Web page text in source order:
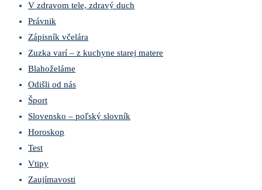
V zdravom tele, zdravý duch
Právnik
Zápisník včelára
Zuzka varí – z kuchyne starej matere
Blahoželáme
Odišli od nás
Šport
Slovensko – poľský slovník
Horoskop
Test
Vtipy
Zaujímavosti